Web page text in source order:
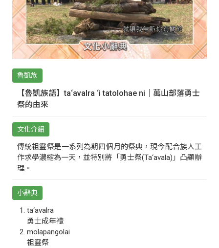
魯凱族
【魯凱族語】ta‘avalra ‘i tatolohae ni｜萬山部落勇士
祭的由來
文化介紹
傳統祖靈祭是一系列為期四個月的祭典，現今配合族人工
作求學濃縮為一天，並特別將「勇士祭(Ta‘avala)」凸顯辦
理。
小辭典
ta‘avalra
勇士成年禮
molapangolai
祖靈祭